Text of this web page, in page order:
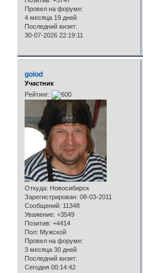
Провел на форуме:
4 месяца 19 дней
Последний визит:
30-07-2026 22:19:11
golod
Участник
Рейтинг:
Откуда: Новосибирск
Зарегистрирован: 08-03-2011
Сообщений: 11348
Уважение: +3549
Позитив: +4414
Пол: Мужской
Провел на форуме:
3 месяца 30 дней
Последний визит:
Сегодня 00:14:42